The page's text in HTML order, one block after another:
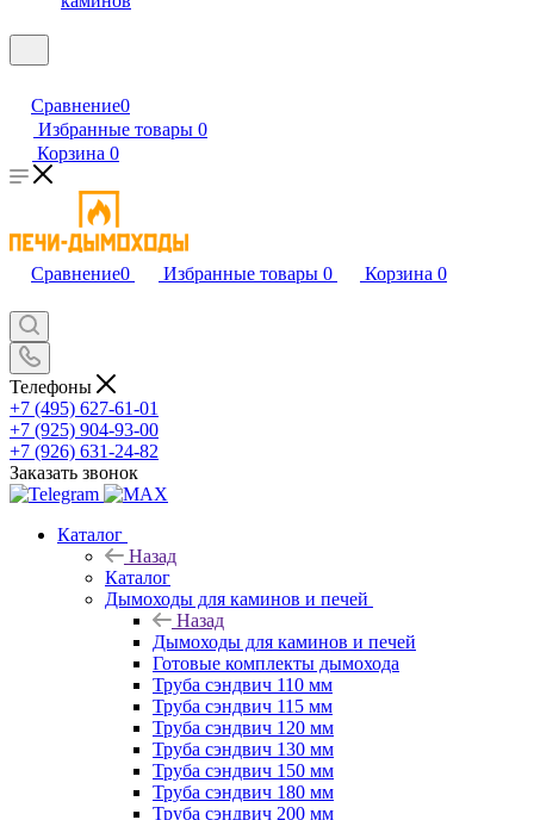
Сравнение0
Избранные товары 0
Корзина 0
Сравнение0 Избранные товары 0 Корзина 0
Телефоны
+7 (495) 627-61-01
+7 (925) 904-93-00
+7 (926) 631-24-82
Заказать звонок
Каталог
Назад
Каталог
Дымоходы для каминов и печей
Назад
Дымоходы для каминов и печей
Готовые комплекты дымохода
Труба сэндвич 110 мм
Труба сэндвич 115 мм
Труба сэндвич 120 мм
Труба сэндвич 130 мм
Труба сэндвич 150 мм
Труба сэндвич 180 мм
Труба сэндвич 200 мм